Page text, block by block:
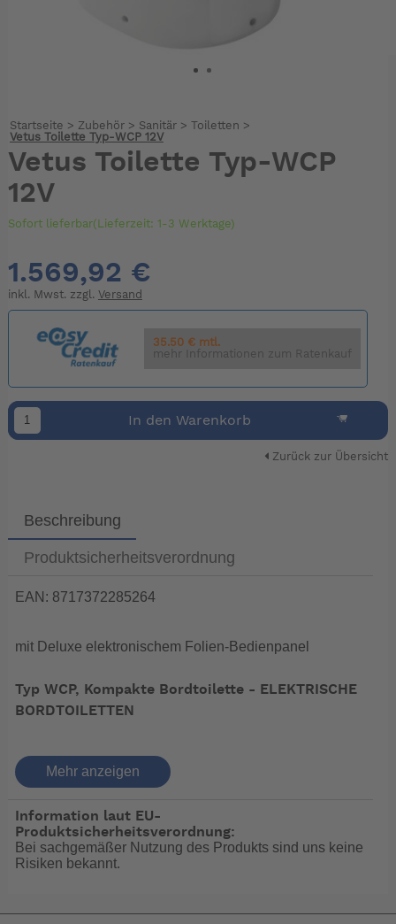
Startseite > Zubehör> Sanitär> Toiletten >
Vetus Toilette Typ-WCP 12V
Vetus Toilette Typ-WCP
12V
Sofort lieferbar(Lieferzeit: 1-3 Werktage)
1.569,92 €
inkl. Mwst. zzgl. Versand
35.50 € mtl.
mehr Informationen zum Ratenkauf
In den Warenkorb
Zurück zur Übersicht
Beschreibung
Produktsicherheitsverordnung
EAN: 8717372285264
mit Deluxe elektronischem Folien-Bedienpanel
Typ WCP, Kompakte Bordtoilette - ELEKTRISCHE
BORDTOILETTEN
Kleine Stellfläche, große Leistung
die elektronische Steuereinheit außerhalb der Toilette
montiert ist.
Mehr anzeigen
Information laut EU-
Produktsicherheitsverordnung:
Bei sachgemäßer Nutzung des Produkts sind uns keine
Risiken bekannt.